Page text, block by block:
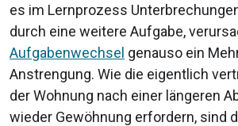
es im Lernprozess
durch eine weitere Aufgabe,
Aufgabenwechsel genauso ein
Anstrengung. Wie die eigentlich
der Wohnung nach einer längeren
wieder Gewöhnung erfordern, sind